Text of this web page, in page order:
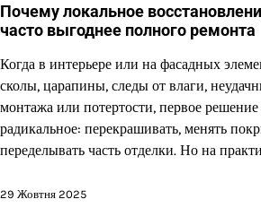
Почему локальное
часто выгоднее полного ремонта
Когда в интерьере или на фасадных
сколы, царапины, следы от влаги,
монтажа или потертости, первое
радикальное: перекрашивать, менять
переделывать часть отделки. Но на
29 Жовтня 2025